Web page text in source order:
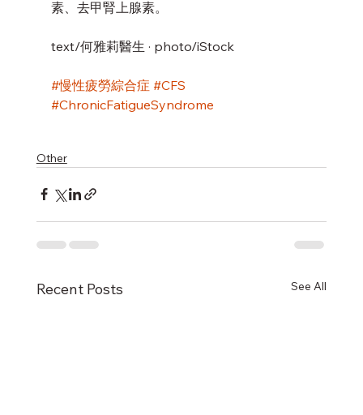
素、去甲腎上腺素。
text/何雅莉醫生 · photo/iStock
#慢性疲勞綜合症 #CFS
#ChronicFatigueSyndrome
Other
Recent Posts See All